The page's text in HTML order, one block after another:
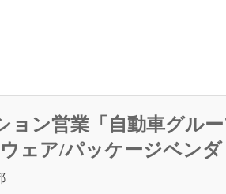
ョン営業「自動車グル
ェア/パッケージベンダ